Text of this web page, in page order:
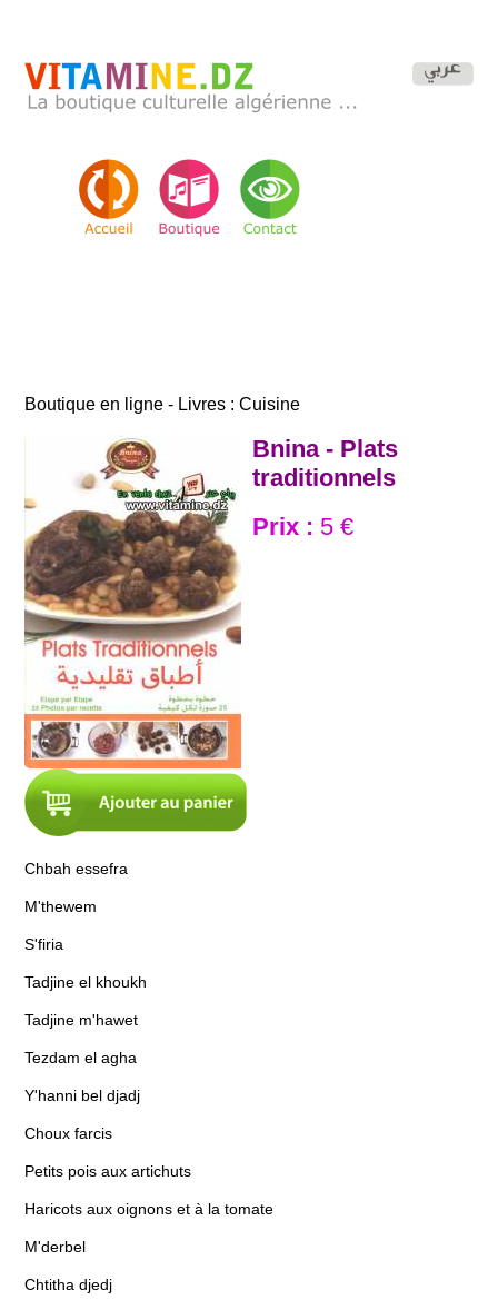
Boutique en ligne - Livres : Cuisine
Bnina - Plats
traditionnels
Prix : 5 €
Chbah essefra
M'thewem
S'firia
Tadjine el khoukh
Tadjine m'hawet
Tezdam el agha
Y'hanni bel djadj
Choux farcis
Petits pois aux artichuts
Haricots aux oignons et à la tomate
M'derbel
Chtitha djedj